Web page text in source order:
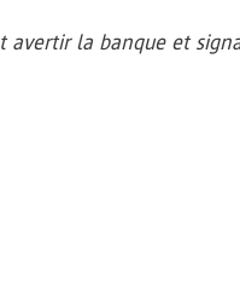
la banque et